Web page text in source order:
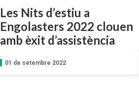
Les Nits d’estiu a
Engolasters 2022 clouen
amb èxit d’assistència
01 de setembre 2022